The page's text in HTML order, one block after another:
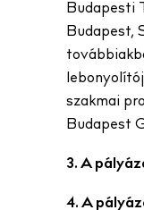
Budapesti
Budapest,
szakmai
Budapest
3. A
4. A